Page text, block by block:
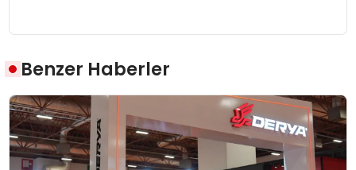
Benzer Haberler